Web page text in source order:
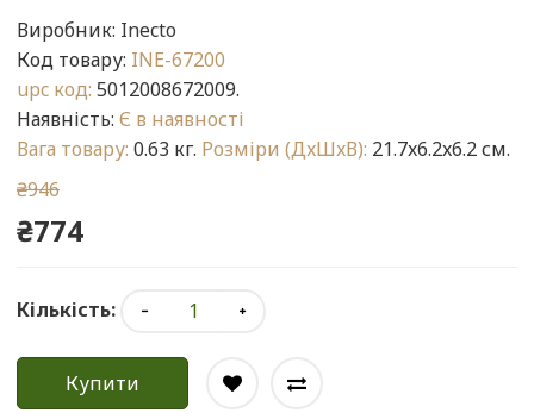
Виробник: Inecto
Код товару: INE-67200
upc код: 5012008672009.
Наявність: Є в наявності
Вага товару: 0.63 кг. Розміри (ДxШxВ): 21.7x6.2x6.2 см.
₴946
₴774
Кількість:
Купити